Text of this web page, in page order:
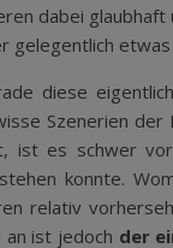
dabei
gelegentlich
diese
Szenerien
ist es schwer
konnte.
relativ
an ist jedoch der